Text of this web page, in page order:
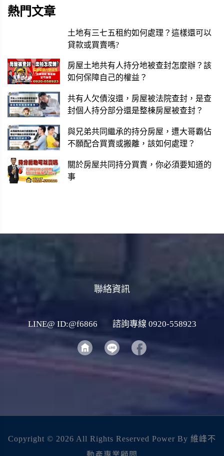
熱門文章
土地有三七五租約如何處理？這樣還可以
貸款或買賣嗎?
房屋土地共有人持分地被查封怎麼辦？該
如何保障自己的權益？
共有人欠債沒還，房屋被法院查封，是查
封個人持分部分還是整棟房屋被查封？
與兄弟共同繼承的持分房屋，遭大哥霸佔
不願配合買賣或搬離，該如何處理？
關於房屋共同持分買賣，你必須要知道的
事
聯絡資訊
LINE@ ID:@f6866 諮詢專線 0920-558923
Copyright © 2026 All Rights Reserved Power By 維峰不